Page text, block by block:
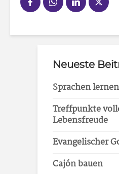
Neueste
Sprachen lernen
Treffpunkte
Lebensfreude
Evangelischer
Cajón bauen